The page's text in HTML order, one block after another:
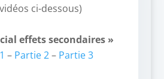
ci-dessous)
effets secondaires »
– Partie 2– Partie 3